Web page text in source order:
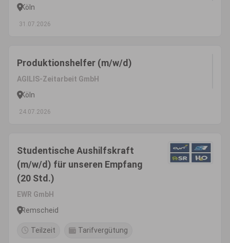
Köln
31.07.2026
Produktionshelfer (m/w/d)
AGILIS-Zeitarbeit GmbH
Köln
24.07.2026
Studentische Aushilfskraft
(m/w/d) für unseren Empfang
(20 Std.)
EWR GmbH
Remscheid
Teilzeit Tarifvergütung